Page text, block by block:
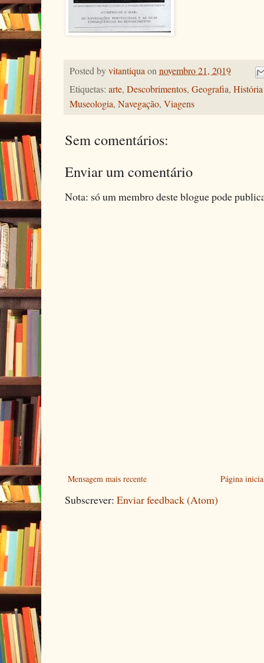
Posted byvitantiquaonnovembro 21, 2019
Etiquetas: arte, Descobrimentos, Geografia,
Museologia, Navegação, Viagens
Sem comentários:
Enviar um comentário
Nota: só um membro deste blogue pode
Mensagem mais recente Página
Subscrever: Enviar feedback (Atom)